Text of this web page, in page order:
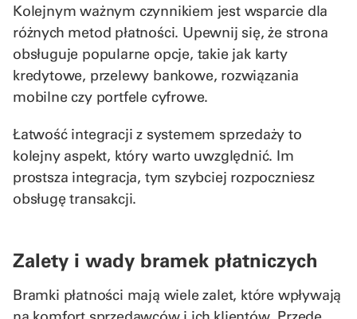
Kolejnym ważnym czynnikiem jest wsparcie dla
różnych metod płatności. Upewnij się, że strona
obsługuje popularne opcje, takie jak karty
kredytowe, przelewy bankowe, rozwiązania
mobilne czy portfele cyfrowe.
Łatwość integracji z systemem sprzedaży to
kolejny aspekt, który warto uwzględnić. Im
prostsza integracja, tym szybciej rozpoczniesz
obsługę transakcji.
Zalety i wady bramek płatniczych
Bramki płatności mają wiele zalet, które wpływają